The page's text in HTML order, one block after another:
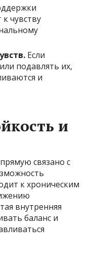
чувству
Если
подавлять их,
и
и
связано с
к хроническим
внутренняя
баланс и